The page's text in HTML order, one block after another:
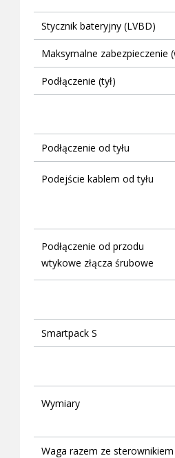
Stycznik bateryjny (LVBD)
Maksymalne zabezpieczenie
Podłączenie (tył)
Podłączenie od tyłu
Podejście kablem od tyłu
Podłączenie od przodu
wtykowe złącza śrubowe
Smartpack S
Wymiary
Waga razem ze